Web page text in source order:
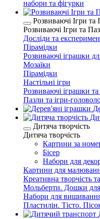
набори та фігурки
Розвиваючі Ігри та
Розвиваючі Ігри та
Досліди та
Пірамідки
Розвиваючі іграшки
Мозаїки
Пірамідки
Настільні ігри
Розвиваючі іграшки та
Пазли та ігри-
Дитяча творчість
Дитяча творчість
Картини за
Бісер
Набори для
Картини для
Креативна творчість
Мольберти. Дошки
Набори для
Пластилін. Тісто.